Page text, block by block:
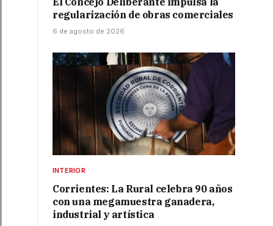
regularización de obras comerciales
6 de agosto de 2026
INTERIOR
Corrientes: La Rural celebra 90 años
con una megamuestra ganadera,
industrial y artística